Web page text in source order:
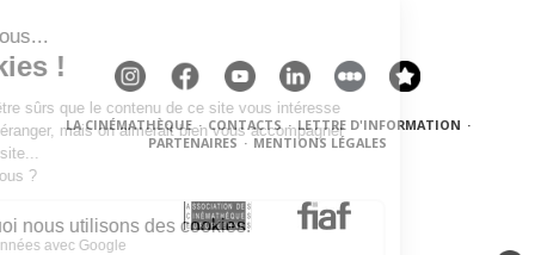
LA CINÉMATHÈQUE · CONTACTS · LETTRE D'INFORMATION ·
PARTENAIRES · MENTIONS LÉGALES